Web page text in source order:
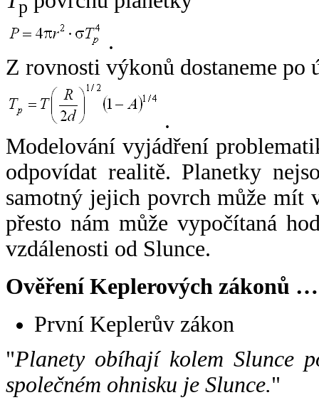
p
.
Z rovnosti výkonů dostaneme po
.
Modelování vyjádření
odpovídat realitě. Planetky
samotný jejich povrch může mít
přesto nám může vypočítaná
vzdálenosti od Slunce.
Ověření Keplerových zákonů …
První Keplerův zákon
"Planety obíhají kolem Slunce
společném ohnisku je Slunce."